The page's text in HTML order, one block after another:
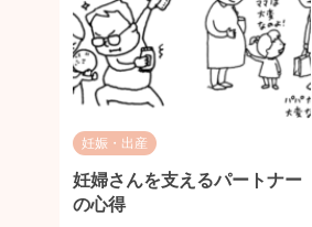
妊娠・出産
妊婦さんを支えるパートナー
の心得